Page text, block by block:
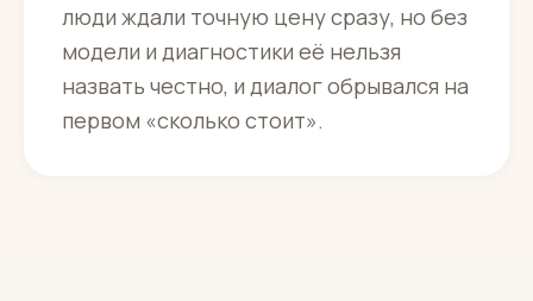
люди ждали точную цену сразу, но без
модели и диагностики её нельзя
назвать честно, и диалог обрывался на
первом «сколько стоит».